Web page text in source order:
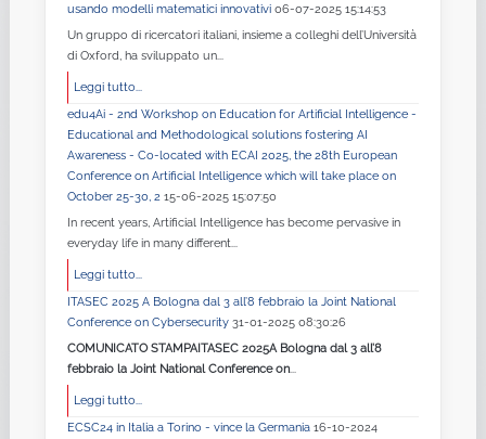
usando modelli matematici innovativi 06-07-2025 15:14:53
Un gruppo di ricercatori italiani, insieme a colleghi dell’Università
di Oxford, ha sviluppato un...
Leggi tutto...
edu4Ai - 2nd Workshop on Education for Artificial Intelligence -
Educational and Methodological solutions fostering AI
Awareness - Co-located with ECAI 2025, the 28th European
Conference on Artificial Intelligence which will take place on
October 25-30, 2 15-06-2025 15:07:50
In recent years, Artificial Intelligence has become pervasive in
everyday life in many different...
Leggi tutto...
ITASEC 2025 A Bologna dal 3 all’8 febbraio la Joint National
Conference on Cybersecurity 31-01-2025 08:30:26
COMUNICATO STAMPAITASEC 2025A Bologna dal 3 all’8
febbraio la Joint National Conference on...
Leggi tutto...
ECSC24 in Italia a Torino - vince la Germania 16-10-2024